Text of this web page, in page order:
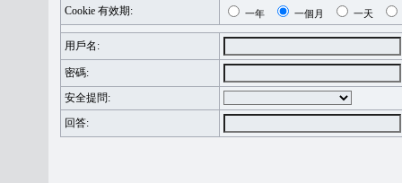
Cookie 有效期:
一年 一個月 一天
用戶名:
密碼:
安全提問:
回答: